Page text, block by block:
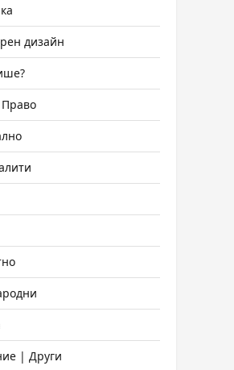
дизайн
| Други